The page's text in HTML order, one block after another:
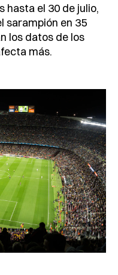
hasta el 30 de julio,
sarampión en 35
los datos de los
más.